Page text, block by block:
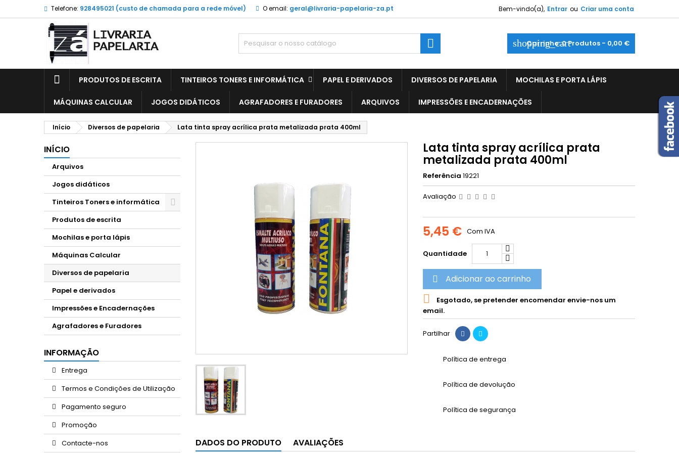
Telefone: 928495021 (custo de chamada para a rede móvel) O email: geral@livraria-papelaria-za.pt Bem-vindo(a), Entrar ou Criar uma conta
shopping_cart
Carrinho:0Produtos - 0,00 €

PRODUTOS DE ESCRITA TINTEIROS TONERS E INFORMÁTICA PAPEL E DERIVADOS DIVERSOS DE PAPELARIA MOCHILAS E PORTA LÁPIS
MÁQUINAS CALCULAR JOGOS DIDÁTICOS AGRAFADORES E FURADORES ARQUIVOS IMPRESSÕES E ENCADERNAÇÕES
Início Diversos de papelaria Lata tinta spray acrílica prata metalizada prata 400ml
INÍCIO
Arquivos
Jogos didáticos
Tinteiros Toners e informática
Produtos de escrita
Mochilas e porta lápis
Máquinas Calcular
Diversos de papelaria
Papel e derivados
Impressões e Encadernações
Agrafadores e Furadores
INFORMAÇÃO
Entrega
Termos e Condições de Utilização
Pagamento seguro
Promoção
Contacte-nos
Lata tinta spray acrílica prata
metalizada prata 400ml
Referência 19221
Avaliação
5,45 € Com IVA
Quantidade
 Adicionar ao carrinho

Esgotado, se pretender encomendar envie-nos um
email.
Partilhar
Política de entrega
Política de devolução
Política de segurança
DADOS DO PRODUTO AVALIAÇÕES